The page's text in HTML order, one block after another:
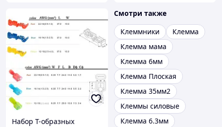
Набор Т-образных
Смотри также
Клеммники
Клемма
Клемма мама
Клемма 6мм
Клемма Плоская
Клемма 35мм2
Клеммы силовые
Клемма 6.3мм